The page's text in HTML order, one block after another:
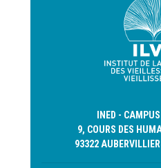
INED -
9, COURS DES
93322